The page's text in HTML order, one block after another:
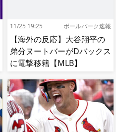
11/25 19:25 ボールパーク速報
【海外の反応】大谷翔平の
弟分ヌートバーがDバックス
に電撃移籍【MLB】